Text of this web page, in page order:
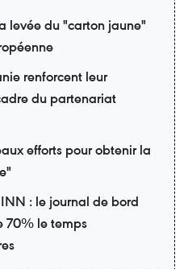
levée du "carton jaune"
renforcent leur
du partenariat
efforts pour obtenir la
: le journal de bord
70% le temps